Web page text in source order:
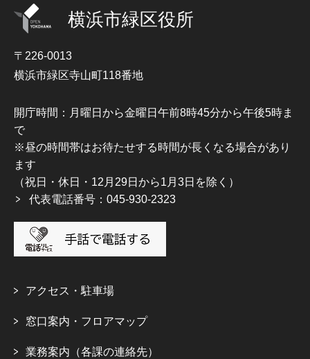
横浜市緑区役所
〒226-0013
横浜市緑区寺山町118番地
開庁時間：月曜日から金曜日午前8時45分から午後5時ま
で
※昼の時間帯はお待たせする時間が長くなる場合があり
ます
（祝日・休日・12月29日から1月3日を除く）
代表電話番号：045-930-2323
アクセス・駐車場
窓口案内・フロアマップ
業務案内（各課の連絡先）